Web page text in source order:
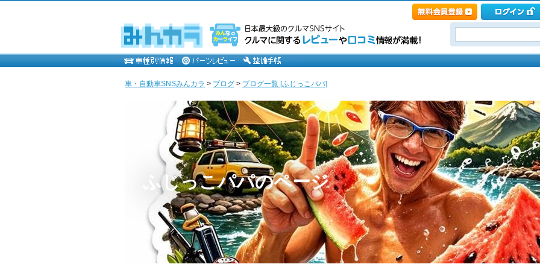
車・自動車SNSみんカラ > ブログ > ブログ一覧 [ふじっこパパ]
ふじっこパパのページ